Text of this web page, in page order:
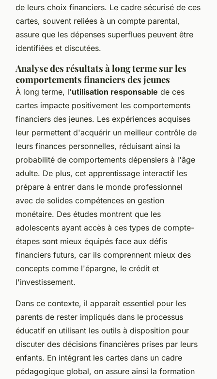
de leurs choix financiers. Le cadre sécurisé de ces
cartes, souvent reliées à un compte parental,
assure que les dépenses superflues peuvent être
identifiées et discutées.
Analyse des résultats à long terme sur les
comportements financiers des jeunes
À long terme, l'utilisation responsable de ces
cartes impacte positivement les comportements
financiers des jeunes. Les expériences acquises
leur permettent d'acquérir un meilleur contrôle de
leurs finances personnelles, réduisant ainsi la
probabilité de comportements dépensiers à l'âge
adulte. De plus, cet apprentissage interactif les
prépare à entrer dans le monde professionnel
avec de solides compétences en gestion
monétaire. Des études montrent que les
adolescents ayant accès à ces types de compte-
étapes sont mieux équipés face aux défis
financiers futurs, car ils comprennent mieux des
concepts comme l'épargne, le crédit et
l'investissement.
Dans ce contexte, il apparaît essentiel pour les
parents de rester impliqués dans le processus
éducatif en utilisant les outils à disposition pour
discuter des décisions financières prises par leurs
enfants. En intégrant les cartes dans un cadre
pédagogique global, on assure ainsi la formation